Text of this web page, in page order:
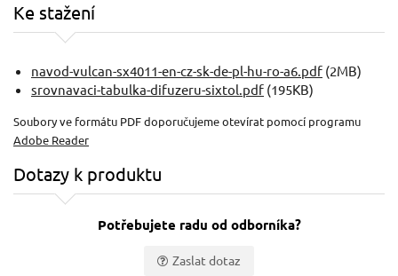
Ke stažení
navod-vulcan-sx4011-en-cz-sk-de-pl-hu-ro-a6.pdf (2MB)
srovnavaci-tabulka-difuzeru-sixtol.pdf (195KB)
Soubory ve formátu PDF doporučujeme otevírat pomocí programu
Adobe Reader
Dotazy k produktu
Potřebujete radu od odborníka?
Zaslat dotaz